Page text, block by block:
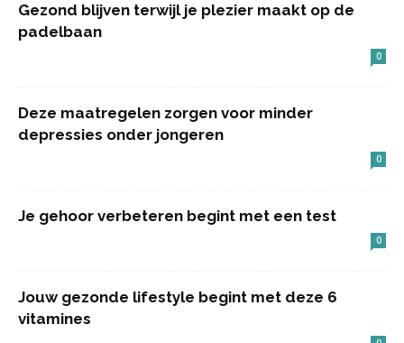
Gezond blijven terwijl je plezier maakt op de
padelbaan
0
Deze maatregelen zorgen voor minder
depressies onder jongeren
0
Je gehoor verbeteren begint met een test
0
Jouw gezonde lifestyle begint met deze 6
vitamines